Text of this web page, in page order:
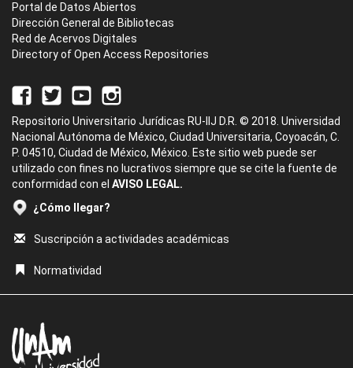
Portal de Datos Abiertos
Dirección General de Bibliotecas
Red de Acervos Digitales
Directory of Open Access Repositories
Repositorio Universitario Jurídicas RU-IIJ D.R. © 2018. Universidad
Nacional Autónoma de México, Ciudad Universitaria, Coyoacán, C.
P. 04510, Ciudad de México, México. Este sitio web puede ser
utilizado con fines no lucrativos siempre que se cite la fuente de
conformidad con el AVISO LEGAL.
¿Cómo llegar?
Suscripción a actividades académicas
Normatividad